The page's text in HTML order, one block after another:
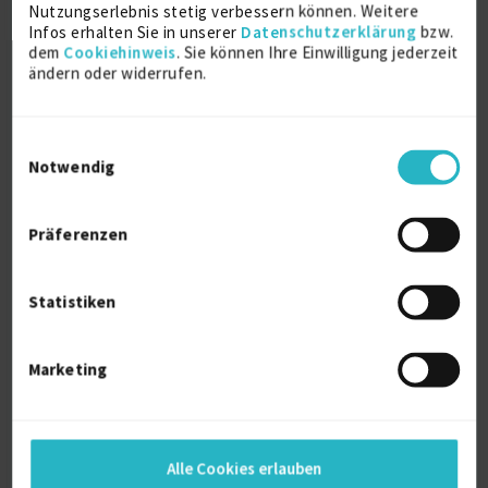
Nutzungserlebnis stetig verbessern können. Weitere
Infos erhalten Sie in unserer Datenschutzerklärung bzw.
dem Cookiehinweis. Sie können Ihre Einwilligung jederzeit
ändern oder widerrufen.
Notwendig
Präferenzen
Statistiken
Marketing
Alle Cookies erlauben
Tools
-------
Miro, Mural, Typeform, Testiny, Adobe XD, Figma
- CI/CD-konforme Gestaltung
- Typografie
- Responsive Design
- Icon & Key Visual Design
- Accessibility & Barrierefreiheit
Figma, Adobe XD, Illustrator, Photoshop, Icomoon
Frontend-Entwicklung
===================